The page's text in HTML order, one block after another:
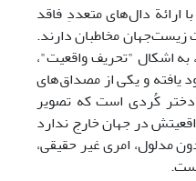
ارائة دال‌های متعددِ فاقد
مخاطبان دارند.
به اشکال "تحریف واقعیت"،
یافته و یکی از مصداق‌های
کُردی است که تصویر
در جهان خارج ندارد
مدلول، امری غیر حقیقی،